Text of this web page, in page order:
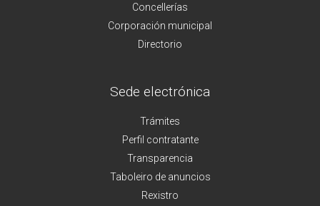
Concellerías
Corporación municipal
Directorio
Sede electrónica
Trámites
Perfil contratante
Transparencia
Taboleiro de anuncios
Rexistro